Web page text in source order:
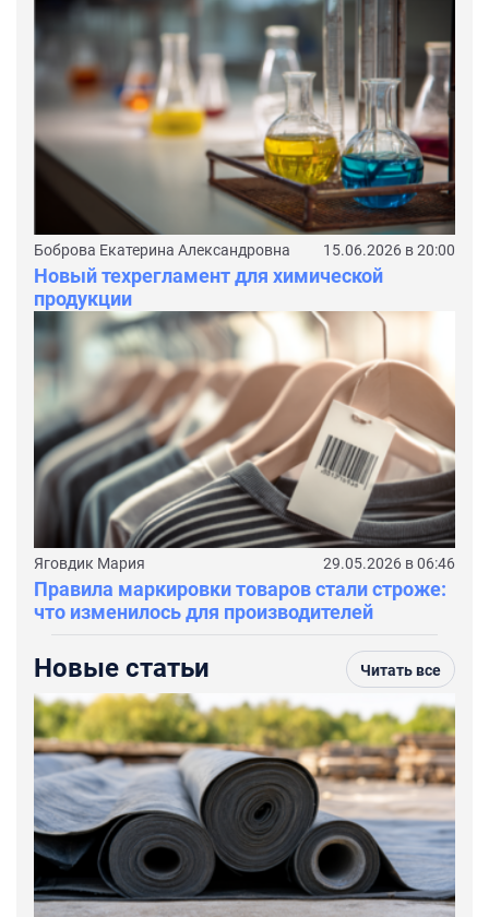
Боброва Екатерина Александровна 15.06.2026 в 20:00
Новый техрегламент для химической
продукции
Яговдик Мария 29.05.2026 в 06:46
Правила маркировки товаров стали строже:
что изменилось для производителей
Новые статьи Читать все